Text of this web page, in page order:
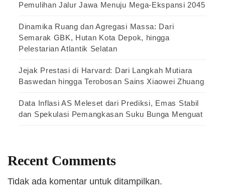
Pemulihan Jalur Jawa Menuju Mega-Ekspansi 2045
Dinamika Ruang dan Agregasi Massa: Dari
Semarak GBK, Hutan Kota Depok, hingga
Pelestarian Atlantik Selatan
Jejak Prestasi di Harvard: Dari Langkah Mutiara
Baswedan hingga Terobosan Sains Xiaowei Zhuang
Data Inflasi AS Meleset dari Prediksi, Emas Stabil
dan Spekulasi Pemangkasan Suku Bunga Menguat
Recent Comments
Tidak ada komentar untuk ditampilkan.